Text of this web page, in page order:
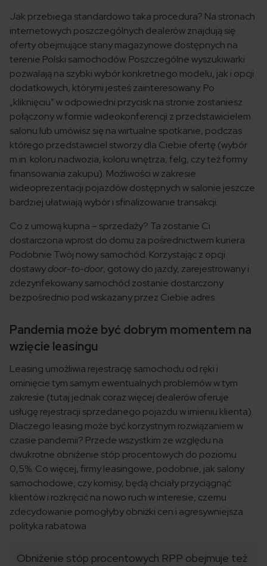
Jak przebiega standardowo taka procedura? Na stronach
internetowych poszczególnych dealerów znajdują się
oferty obejmujące stany magazynowe dostępnych na
terenie Polski samochodów. Poszczególne wyszukiwarki
pozwalają na szybki wybór konkretnego modelu, jak i opcji
dodatkowych, którymi jesteś zainteresowany. Po
„kliknięciu” w odpowiedni przycisk na stronie zostaniesz
połączony w formie wideokonferencji z przedstawicielem
salonu lub umówisz się na wirtualne spotkanie, podczas
którego przedstawiciel stworzy dla Ciebie ofertę (wybór
m.in. koloru nadwozia, koloru wnętrza, felg, czy też formy
finansowania zakupu). Możliwości w zakresie
wideoprezentacji pojazdów dostępnych w salonie jeszcze
bardziej ułatwiają wybór i sfinalizowanie transakcji.
Co z umową kupna – sprzedaży? Ta zostanie Ci
dostarczona wprost do domu za pośrednictwem kuriera.
Podobnie Twój nowy samochód. Korzystając z opcji
dostawydoor-to-door, gotowy do jazdy, zarejestrowany i
zdezynfekowany samochód zostanie dostarczony
bezpośrednio pod wskazany przez Ciebie adres.
Pandemia może być dobrym momentem na
wzięcie leasingu
Leasing umożliwia rejestrację samochodu od ręki i
ominięcie tym samym ewentualnych problemów w tym
zakresie (tutaj jednak coraz więcej dealerów oferuje
usługę rejestracji sprzedanego pojazdu w imieniu klienta).
Dlaczego leasing może być korzystnym rozwiązaniem w
czasie pandemii? Przede wszystkim ze względu na
dwukrotne obniżenie stóp procentowych do poziomu
0,5%. Co więcej, firmy leasingowe, podobnie, jak salony
samochodowe, czy komisy, będą chciały przyciągnąć
klientów i rozkręcić na nowo ruch w interesie, czemu
zdecydowanie pomogłyby obniżki cen i agresywniejsza
polityka rabatowa.
Obniżenie stóp procentowych RPP obejmuje też